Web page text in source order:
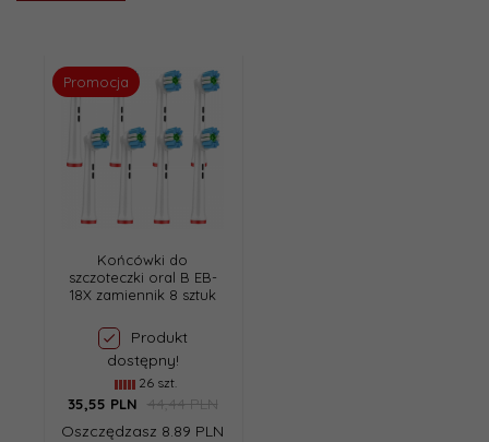
Promocja
Końcówki do
szczoteczki oral B EB-
18X zamiennik 8 sztuk
Produkt
dostępny!
26 szt.
35,55 PLN
44,44 PLN
Oszczędzasz 8.89 PLN